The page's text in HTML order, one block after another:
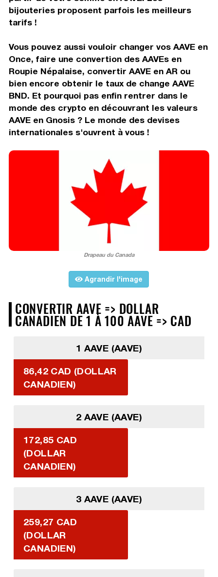
bijouteries proposent parfois les meilleurs
tarifs !
Vous pouvez aussi vouloir changer vos AAVE en
Once, faire une convertion des AAVEs en
Roupie Népalaise, convertir AAVE en AR ou
bien encore obtenir le taux de change AAVE
BND. Et pourquoi pas enfin rentrer dans le
monde des crypto en découvrant les valeurs
AAVE en Gnosis ? Le monde des devises
internationales s'ouvrent à vous !
Drapeau du Canada
Agrandir l'image
CONVERTIR AAVE => DOLLAR
CANADIEN DE 1 À 100 AAVE => CAD
1 AAVE (AAVE)
86,42 CAD (DOLLAR
CANADIEN)
2 AAVE (AAVE)
172,85 CAD
(DOLLAR
CANADIEN)
3 AAVE (AAVE)
259,27 CAD
(DOLLAR
CANADIEN)